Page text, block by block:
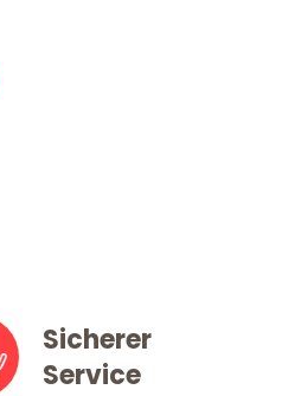
Sicherer
Service